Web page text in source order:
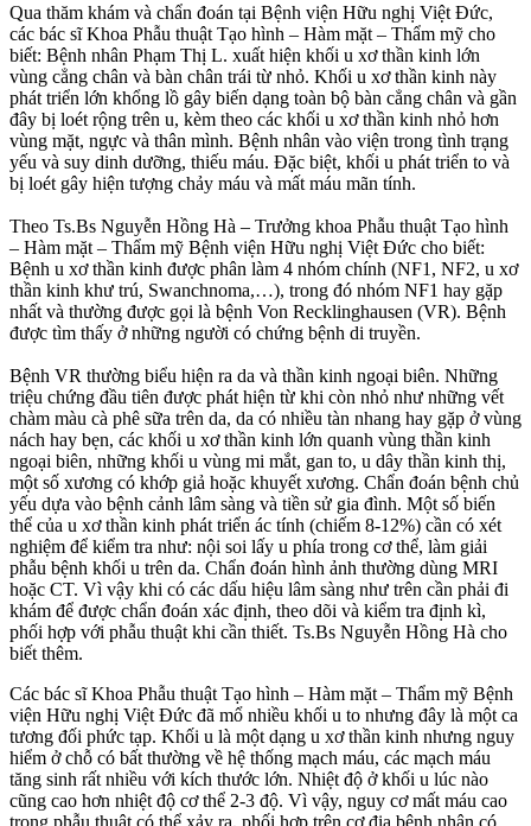
Qua thăm khám và chẩn đoán tại Bệnh viện Hữu nghị Việt Đức,
các bác sĩ Khoa Phẫu thuật Tạo hình – Hàm mặt – Thẩm mỹ cho
biết: Bệnh nhân Phạm Thị L. xuất hiện khối u xơ thần kinh lớn
vùng cẳng chân và bàn chân trái từ nhỏ. Khối u xơ thần kinh này
phát triển lớn khổng lồ gây biến dạng toàn bộ bàn cẳng chân và gần
đây bị loét rộng trên u, kèm theo các khối u xơ thần kinh nhỏ hơn
vùng mặt, ngực và thân mình. Bệnh nhân vào viện trong tình trạng
yếu và suy dinh dưỡng, thiếu máu. Đặc biệt, khối u phát triển to và
bị loét gây hiện tượng chảy máu và mất máu mãn tính.
Theo Ts.Bs Nguyễn Hồng Hà – Trưởng khoa Phẫu thuật Tạo hình
– Hàm mặt – Thẩm mỹ Bệnh viện Hữu nghị Việt Đức cho biết:
Bệnh u xơ thần kinh được phân làm 4 nhóm chính (NF1, NF2, u xơ
thần kinh khư trú, Swanchnoma,…), trong đó nhóm NF1 hay gặp
nhất và thường được gọi là bệnh Von Recklinghausen (VR). Bệnh
được tìm thấy ở những người có chứng bệnh di truyền.
Bệnh VR thường biểu hiện ra da và thần kinh ngoại biên. Những
triệu chứng đầu tiên được phát hiện từ khi còn nhỏ như những vết
chàm màu cà phê sữa trên da, da có nhiều tàn nhang hay gặp ở vùng
nách hay bẹn, các khối u xơ thần kinh lớn quanh vùng thần kinh
ngoại biên, những khối u vùng mi mắt, gan to, u dây thần kinh thị,
một số xương có khớp giả hoặc khuyết xương. Chẩn đoán bệnh chủ
yếu dựa vào bệnh cảnh lâm sàng và tiền sử gia đình. Một số biến
thể của u xơ thần kinh phát triển ác tính (chiếm 8-12%) cần có xét
nghiệm để kiểm tra như: nội soi lấy u phía trong cơ thể, làm giải
phẫu bệnh khối u trên da. Chẩn đoán hình ảnh thường dùng MRI
hoặc CT. Vì vậy khi có các dấu hiệu lâm sàng như trên cần phải đi
khám để được chẩn đoán xác định, theo dõi và kiểm tra định kì,
phối hợp với phẫu thuật khi cần thiết. Ts.Bs Nguyễn Hồng Hà cho
biết thêm.
Các bác sĩ Khoa Phẫu thuật Tạo hình – Hàm mặt – Thẩm mỹ Bệnh
viện Hữu nghị Việt Đức đã mổ nhiều khối u to nhưng đây là một ca
tương đối phức tạp. Khối u là một dạng u xơ thần kinh nhưng nguy
hiểm ở chỗ có bất thường về hệ thống mạch máu, các mạch máu
tăng sinh rất nhiều với kích thước lớn. Nhiệt độ ở khối u lúc nào
cũng cao hơn nhiệt độ cơ thể 2-3 độ. Vì vậy, nguy cơ mất máu cao
trong phẫu thuật có thể xảy ra, phối hợp trên cơ địa bệnh nhân có